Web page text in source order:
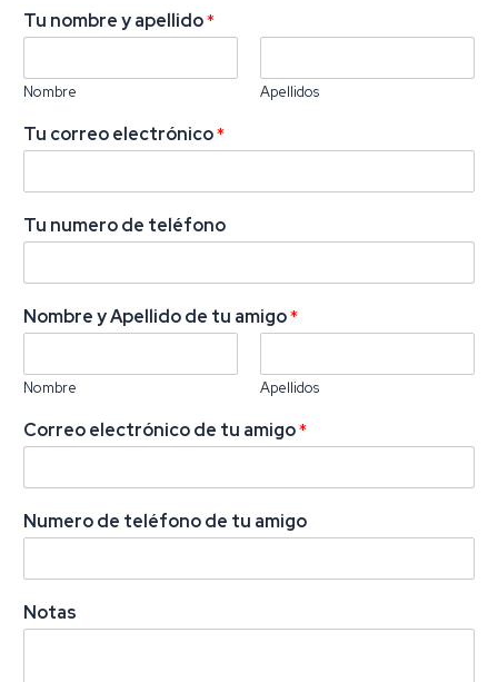
Tu nombre y apellido*
Nombre Apellidos
Tu correo electrónico*
a
m
g
N
m
b
e
e
C
o
s
n
i
m
e
B
s
t
Tu numero de teléfono
Nombre y Apellido de tu amigo*
Nombre Apellidos
Correo electrónico de tu amigo*
Numero de teléfono de tu amigo
Notas